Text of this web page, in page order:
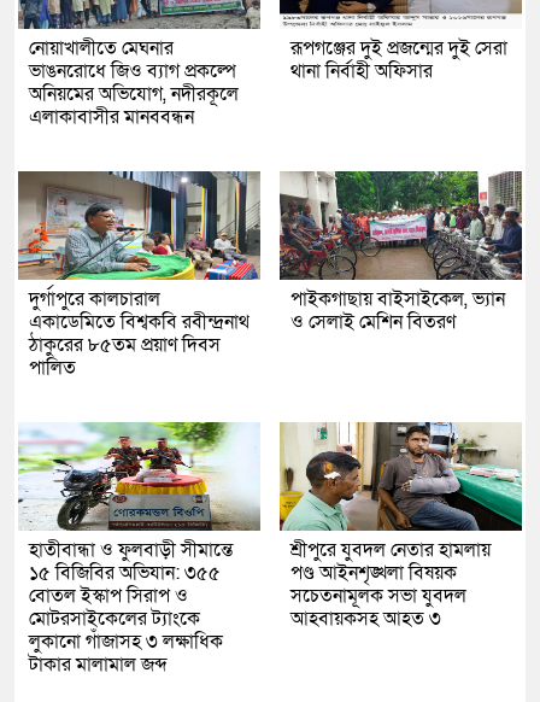
নোয়াখালীতে মেঘনার
ভাঙনরোধে জিও ব্যাগ প্রকল্পে
অনিয়মের অভিযোগ, নদীরকূলে
এলাকাবাসীর মানববন্ধন
রূপগঞ্জের দুই প্রজন্মের দুই সেরা
থানা নির্বাহী অফিসার
দুর্গাপুরে কালচারাল
একাডেমিতে বিশ্বকবি রবীন্দ্রনাথ
ঠাকুরের ৮৫তম প্রয়াণ দিবস
পালিত
পাইকগাছায় বাইসাইকেল, ভ্যান
ও সেলাই মেশিন বিতরণ
হাতীবান্ধা ও ফুলবাড়ী সীমান্তে
১৫ বিজিবির অভিযান: ৩৫৫
বোতল ইস্কাপ সিরাপ ও
মোটরসাইকেলের ট্যাংকে
লুকানো গাঁজাসহ ৩ লক্ষাধিক
টাকার মালামাল জব্দ
শ্রীপুরে যুবদল নেতার হামলায়
পণ্ড আইনশৃঙ্খলা বিষয়ক
সচেতনামূলক সভা যুবদল
আহবায়কসহ আহত ৩